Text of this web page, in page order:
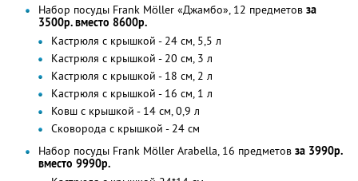
Набор посуды Frank Möller «Джамбо», 12 предметов за
3500р. вместо 8600р.
Кастрюля с крышкой - 24 см, 5,5 л
Кастрюля с крышкой - 20 см, 3 л
Кастрюля с крышкой - 18 см, 2 л
Кастрюля с крышкой - 16 см, 1 л
Ковш с крышкой - 14 см, 0,9 л
Сковорода с крышкой - 24 см
Набор посуды Frank Möller Arabella, 16 предметов за 3990р.
вместо 9990р.